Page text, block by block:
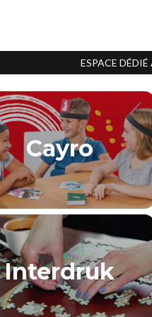
ESPACE DÉDIÉ
Cayro
Interdruk